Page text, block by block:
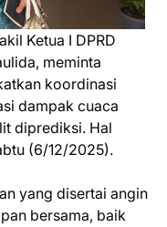
Ketua I DPRD
meminta
koordinasi
dampak cuaca
diprediksi. Hal
(6/12/2025).
yang disertai angin
bersama, baik